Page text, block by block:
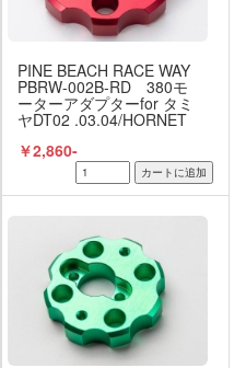
PINE BEACH RACE WAY
PBRW-002B-RD 380モ
ーターアダプターfor タミ
ヤDT02 .03.04/HORNET
EVO/RC10 VINTAGE
SERIES レッド
￥2,860-